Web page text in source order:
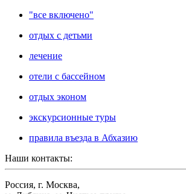
"все включено"
отдых с детьми
лечение
отели с бассейном
отдых эконом
экскурсионные туры
правила въезда в Абхазию
Наши контакты:
Россия, г. Москва,